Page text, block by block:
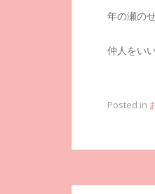
年の瀬の
仲人をい
Posted in